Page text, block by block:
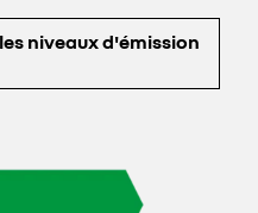
niveaux d'émission​